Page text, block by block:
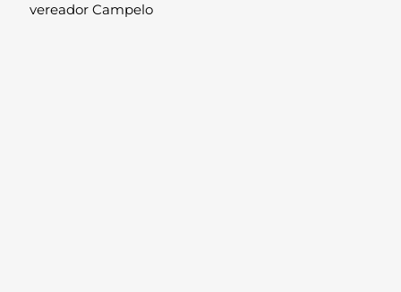
vereador Campelo